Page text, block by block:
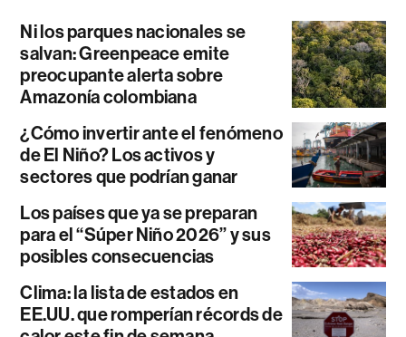
Ni los parques nacionales se
salvan: Greenpeace emite
preocupante alerta sobre
Amazonía colombiana
¿Cómo invertir ante el fenómeno
de El Niño? Los activos y
sectores que podrían ganar
Los países que ya se preparan
para el “Súper Niño 2026” y sus
posibles consecuencias
Clima: la lista de estados en
EE.UU. que romperían récords de